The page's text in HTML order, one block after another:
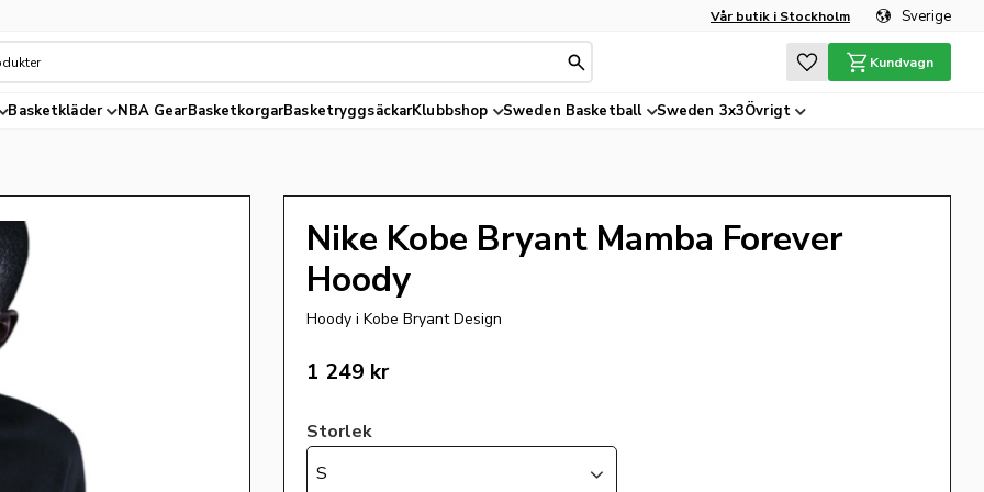
Vår butik i Stockholm Sverige
Favoriter
Kundvagn
Basketkläder NBA GearBasketkorgarBasketryggsäckarKlubbshop Sweden Basketball Sweden 3x3Övrigt
Nike Kobe Bryant Mamba Forever
Hoody
Hoody i Kobe Bryant Design
1 249 kr
Storlek
S